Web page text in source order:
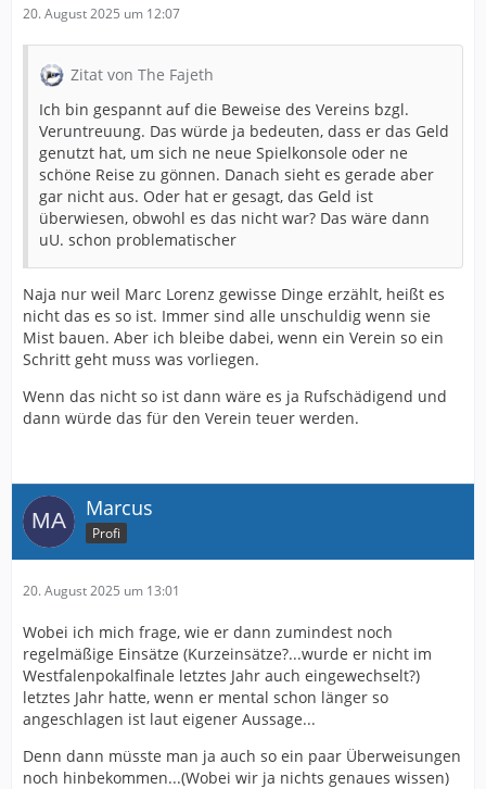
20. August 2025 um 12:07
Zitat von The Fajeth
Ich bin gespannt auf die Beweise des Vereins bzgl.
Veruntreuung. Das würde ja bedeuten, dass er das Geld
genutzt hat, um sich ne neue Spielkonsole oder ne
schöne Reise zu gönnen. Danach sieht es gerade aber
gar nicht aus. Oder hat er gesagt, das Geld ist
überwiesen, obwohl es das nicht war? Das wäre dann
uU. schon problematischer
Naja nur weil Marc Lorenz gewisse Dinge erzählt, heißt es
nicht das es so ist. Immer sind alle unschuldig wenn sie
Mist bauen. Aber ich bleibe dabei, wenn ein Verein so ein
Schritt geht muss was vorliegen.
Wenn das nicht so ist dann wäre es ja Rufschädigend und
dann würde das für den Verein teuer werden.
Marcus
Profi
20. August 2025 um 13:01
Wobei ich mich frage, wie er dann zumindest noch
regelmäßige Einsätze (Kurzeinsätze?...wurde er nicht im
Westfalenpokalfinale letztes Jahr auch eingewechselt?)
letztes Jahr hatte, wenn er mental schon länger so
angeschlagen ist laut eigener Aussage...
Denn dann müsste man ja auch so ein paar Überweisungen
noch hinbekommen...(Wobei wir ja nichts genaues wissen)